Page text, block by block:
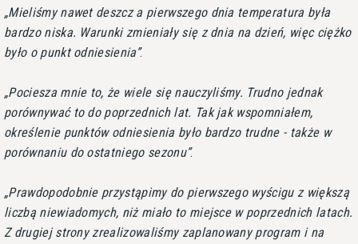
Mieliśmy nawet deszcz a pierwszego dnia temperatura była
bardzo niska. Warunki zmieniały się z dnia na dzień, więc ciężko
było o punkt odniesienia .
Pociesza mnie to, że wiele się nauczyliśmy. Trudno jednak
porównywać to do poprzednich lat. Tak jak wspomniałem,
określenie punktów odniesienia było bardzo trudne - także w
porównaniu do ostatniego sezonu .
Prawdopodobnie przystąpimy do pierwszego wyścigu z większą
liczbą niewiadomych, niż miało to miejsce w poprzednich latach.
Z drugiej strony zrealizowaliśmy zaplanowany program i na